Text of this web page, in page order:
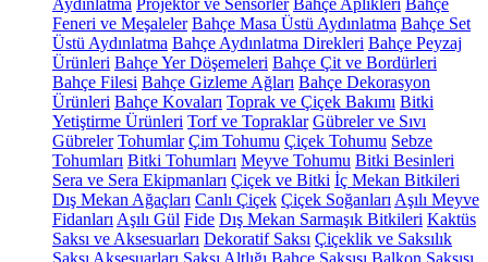
Aydınlatma Projektör ve Sensörler Bahçe Aplikleri Bahçe
Feneri ve Meşaleler Bahçe Masa Üstü Aydınlatma Bahçe Set
Üstü Aydınlatma Bahçe Aydınlatma Direkleri Bahçe Peyzaj
Ürünleri Bahçe Yer Döşemeleri Bahçe Çit ve Bordürleri
Bahçe Filesi Bahçe Gizleme Ağları Bahçe Dekorasyon
Ürünleri Bahçe Kovaları Toprak ve Çiçek Bakımı Bitki
Yetiştirme Ürünleri Torf ve Topraklar Gübreler ve Sıvı
Gübreler Tohumlar Çim Tohumu Çiçek Tohumu Sebze
Tohumları Bitki Tohumları Meyve Tohumu Bitki Besinleri
Sera ve Sera Ekipmanları Çiçek ve Bitki İç Mekan Bitkileri
Dış Mekan Ağaçları Canlı Çiçek Çiçek Soğanları Aşılı Meyve
Fidanları Aşılı Gül Fide Dış Mekan Sarmaşık Bitkileri Kaktüs
Saksı ve Aksesuarları Dekoratif Saksı Çiçeklik ve Saksılık
Saksı Aksesuarları Saksı Altlığı Bahçe Saksısı Balkon Saksısı